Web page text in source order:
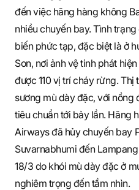
đến việc hãng hàng không
nhiều chuyến bay. Tình
biến phức tạp, đặc biệt là ở
Son, nơi ảnh vệ tinh phát
được 110 vị trí cháy rừng.
sương mù dày đặc, với nồng
tiêu chuẩn tới bảy lần. Hãng
Airways đã hủy chuyến bay
Suvarnabhumi đến
18/3 do khói mù dày đặc ở
nghiêm trọng đến tầm nhìn.